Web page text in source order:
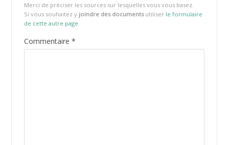
Merci de préciser les sources sur lesquelles vous vous basez.
Si vous souhaitez y joindre des documentsutiliser le formulaire
de cette autre page
Commentaire *